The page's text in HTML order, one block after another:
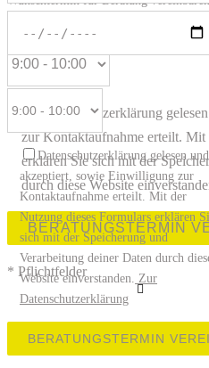
Datenschutzerklärung
zur Kontaktaufnahme erteilt.
erklären Sie sich mit der
durch diese Website
Bitte lasse dieses Feld leer.
* Pflichtfelder
Datenschutzerklärung gelesen und
akzeptiert, sowie Einwilligung zur
Kontaktaufnahme erteilt. Mit der
Nutzung dieses Formulars erklären
sich mit der Speicherung und
Verarbeitung deiner Daten durch
Website einverstanden.
Zur
Datenschutzerklärung
Bitte lasse dieses Feld leer.